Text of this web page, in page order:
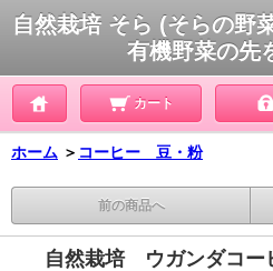
自然栽培 そら (そらの野
有機野菜の先
カート
ホーム ＞ コーヒー 豆・粉
前の商品へ
自然栽培 ウガンダコ